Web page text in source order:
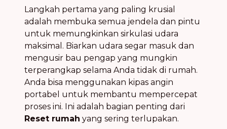
Langkah pertama yang paling krusial
adalah membuka semua jendela dan pintu
untuk memungkinkan sirkulasi udara
maksimal. Biarkan udara segar masuk dan
mengusir bau pengap yang mungkin
terperangkap selama Anda tidak di rumah.
Anda bisa menggunakan kipas angin
portabel untuk membantu mempercepat
proses ini. Ini adalah bagian penting dari
Reset rumah yang sering terlupakan.